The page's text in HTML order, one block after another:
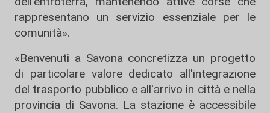
rappresentano un servizio essenziale per le
comunità».
«Benvenuti a Savona concretizza un progetto
di particolare valore dedicato all'integrazione
del trasporto pubblico e all'arrivo in città e nella
provincia di Savona. La stazione è accessibile